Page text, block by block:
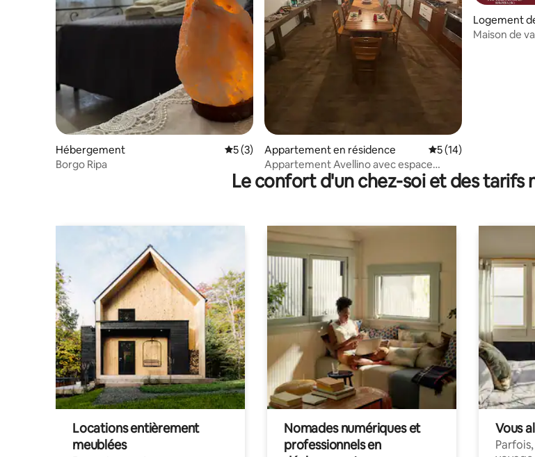
Hébergement Évaluation moyenne sur la base de 3 commentaires : 5 sur 5
5 (3)
Borgo Ripa
Appartement en résidence Évaluation moyenne
5 (14)
Appartement Avellino avec espace
extérieur Liguorini
Logement
Maison de
Le confort d'un chez-soi et des tarifs
Locations entièrement
meublées
Nomades numériques et
professionnels en
Vous